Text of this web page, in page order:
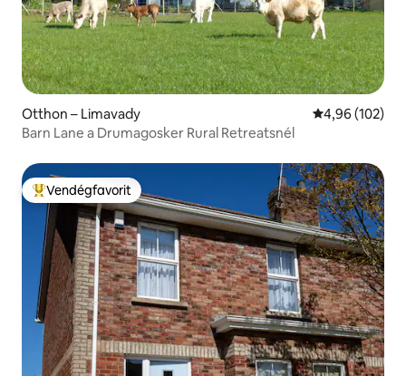
Otthon – Limavady Átlagos
4,96 (102)
Barn Lane a Drumagosker Rural Retreatsnél
Kiemelt vendégfavorit
Vendégfavorit